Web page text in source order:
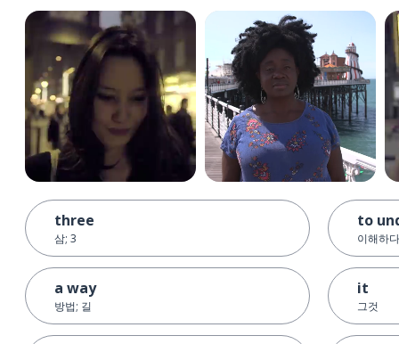
three
삼; 3
a way
방법; 길
to
이해하다
it
그것